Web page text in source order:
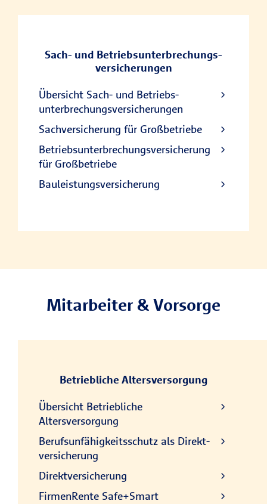
Sach- und Betriebs­unterbrechungs­
versicherungen
Übersicht Sach- und Betriebs­
unterbrechungs­versicherungen
Sachversicherung für Großbetriebe
Betriebsunterbrechungsversicherung
für Großbetriebe
Bauleistungsversicherung
Mitarbeiter & Vorsorge
Betriebliche Altersversorgung
Übersicht Betriebliche
Altersversorgung
Berufsunfähig­keitsschutz als Direkt­
versicherung
Direktversicherung
FirmenRente Safe+Smart